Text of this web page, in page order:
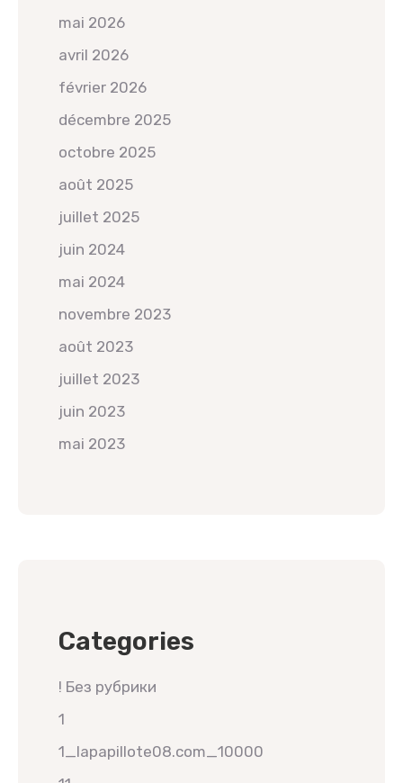
mai 2026
avril 2026
février 2026
décembre 2025
octobre 2025
août 2025
juillet 2025
juin 2024
mai 2024
novembre 2023
août 2023
juillet 2023
juin 2023
mai 2023
Categories
! Без рубрики
1
1_lapapillote08.com_10000